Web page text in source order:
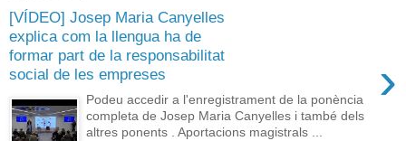
[VÍDEO] Josep Maria Canyelles
explica com la llengua ha de
formar part de la responsabilitat
social de les empreses
›
Podeu accedir a l'enregistrament de la ponència
completa de Josep Maria Canyelles i també dels
altres ponents . Aportacions magistrals ...